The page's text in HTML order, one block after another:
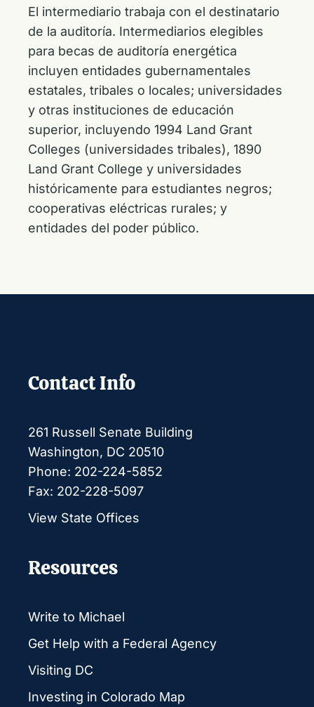
El intermediario trabaja con el destinatario
de la auditoría. Intermediarios elegibles
para becas de auditoría energética
incluyen entidades gubernamentales
estatales, tribales o locales; universidades
y otras instituciones de educación
superior, incluyendo 1994 Land Grant
Colleges (universidades tribales), 1890
Land Grant College y universidades
históricamente para estudiantes negros;
cooperativas eléctricas rurales; y
entidades del poder público.
Contact Info
261 Russell Senate Building
Washington, DC 20510
Phone: 202-224-5852
Fax: 202-228-5097
View State Offices
Resources
Write to Michael
Get Help with a Federal Agency
Visiting DC
Investing in Colorado Map